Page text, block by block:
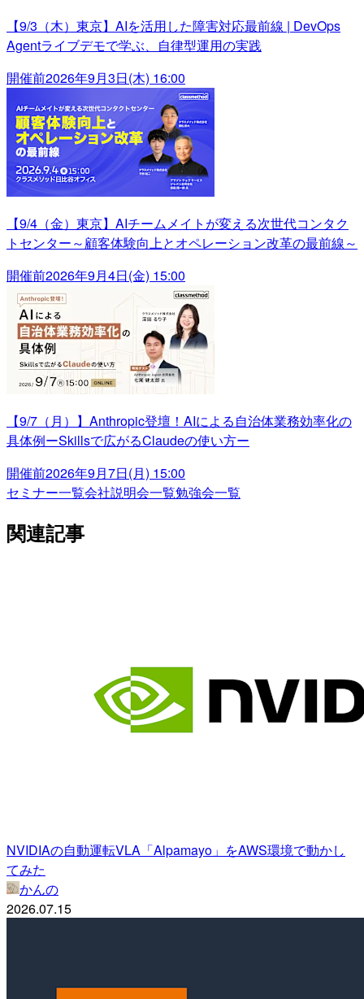
【9/3（木）東京】AIを活用した障害対応最前線 | DevOps
Agentライブデモで学ぶ、自律型運用の実践
開催前2026年9月3日(木) 16:00
【9/4（金）東京】AIチームメイトが変える次世代コンタク
トセンター～顧客体験向上とオペレーション改革の最前線～
開催前2026年9月4日(金) 15:00
【9/7（月）】Anthropic登壇！AIによる自治体業務効率化の
具体例ーSkillsで広がるClaudeの使い方ー
開催前2026年9月7日(月) 15:00
セミナー一覧会社説明会一覧勉強会一覧
関連記事
NVIDIAの自動運転VLA「Alpamayo」をAWS環境で動かし
てみた
かんの
2026.07.15